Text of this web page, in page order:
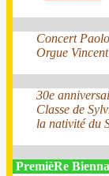
Concert
Orgue
30e
Classe de
la nativité du
PremièRe